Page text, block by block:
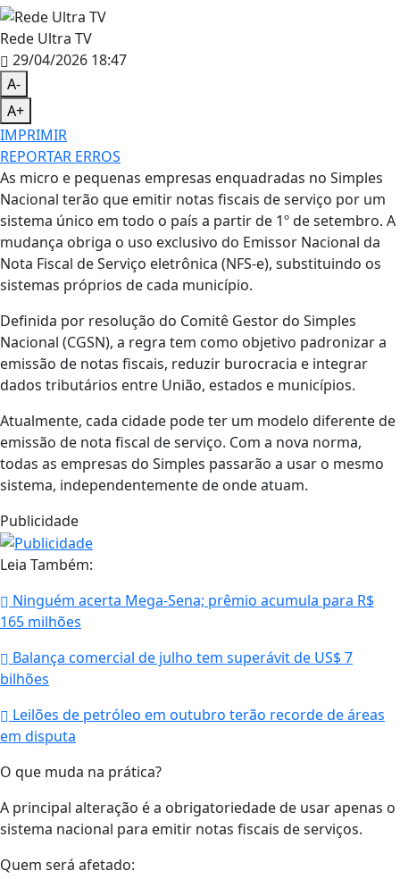
Rede Ultra TV
29/04/2026 18:47
A-
A+
IMPRIMIR
REPORTAR ERROS
As micro e pequenas empresas enquadradas no Simples
Nacional terão que emitir notas fiscais de serviço por um
sistema único em todo o país a partir de 1º de setembro. A
mudança obriga o uso exclusivo do Emissor Nacional da
Nota Fiscal de Serviço eletrônica (NFS-e), substituindo os
sistemas próprios de cada município.
Definida por resolução do Comitê Gestor do Simples
Nacional (CGSN), a regra tem como objetivo padronizar a
emissão de notas fiscais, reduzir burocracia e integrar
dados tributários entre União, estados e municípios.
Atualmente, cada cidade pode ter um modelo diferente de
emissão de nota fiscal de serviço. Com a nova norma,
todas as empresas do Simples passarão a usar o mesmo
sistema, independentemente de onde atuam.
Publicidade
Leia Também:
Ninguém acerta Mega-Sena; prêmio acumula para R$
165 milhões
Balança comercial de julho tem superávit de US$ 7
bilhões
Leilões de petróleo em outubro terão recorde de áreas
em disputa
O que muda na prática?
A principal alteração é a obrigatoriedade de usar apenas o
sistema nacional para emitir notas fiscais de serviços.
Quem será afetado: